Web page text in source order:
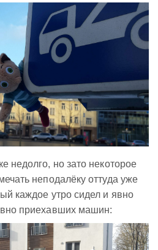
недолго, но зато некоторое
неподалёку оттуда уже
каждое утро сидел и явно
приехавших машин: